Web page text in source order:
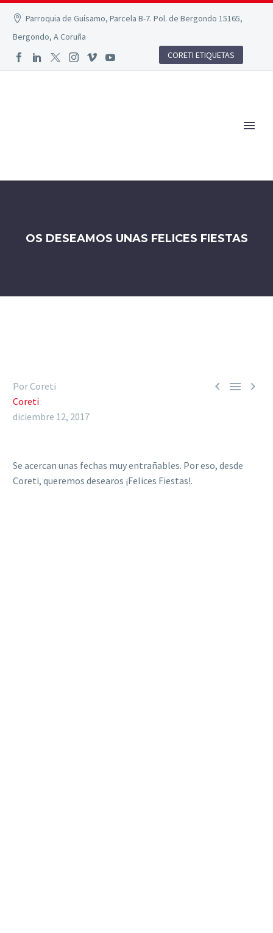
Parroquia de Guísamo, Parcela B-7. Pol. de Bergondo 15165,
Bergondo, A Coruña
CORETI ETIQUETAS
OS DESEAMOS UNAS FELICES FIESTAS
  
Por Coreti
Coreti
diciembre 12, 2017
Se acercan unas fechas muy entrañables. Por eso, desde
Coreti, queremos desearos ¡Felices Fiestas!.